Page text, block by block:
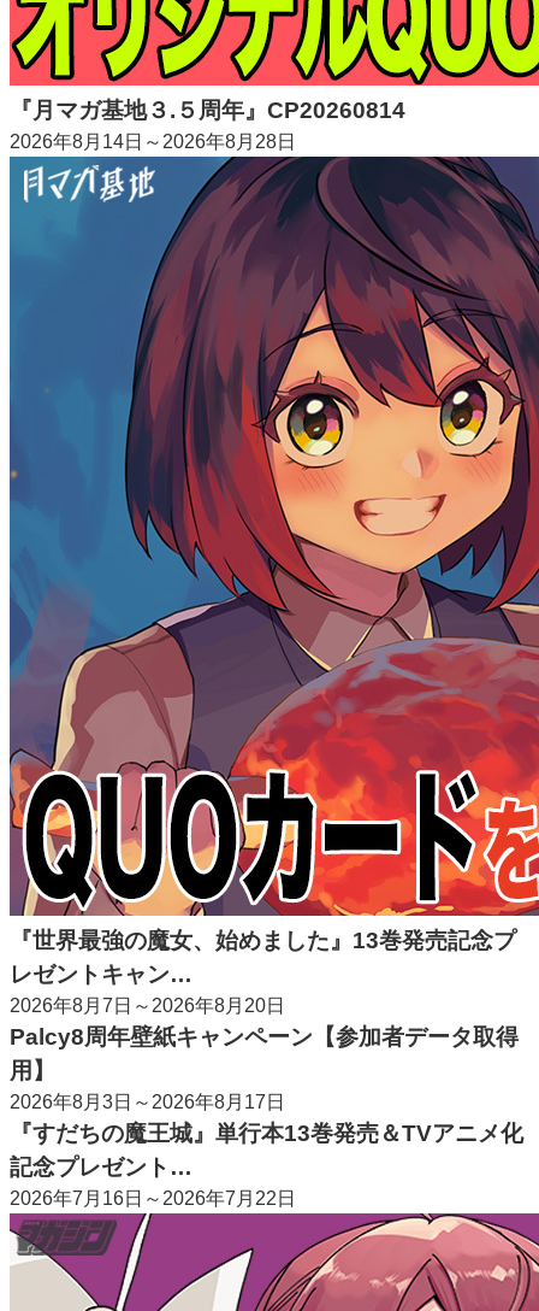
『月マガ基地３.５周年』CP20260814
2026年8月14日～2026年8月28日
『世界最強の魔女、始めました』13巻発売記念プ
レゼントキャン…
2026年8月7日～2026年8月20日
Palcy8周年壁紙キャンペーン【参加者データ取得
用】
2026年8月3日～2026年8月17日
『すだちの魔王城』単行本13巻発売＆TVアニメ化
記念プレゼント…
2026年7月16日～2026年7月22日